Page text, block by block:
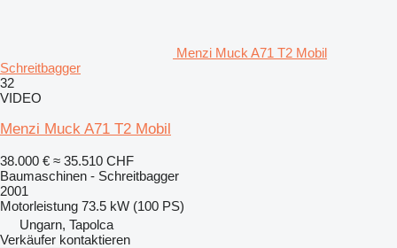
Menzi Muck A71 T2 Mobil
Schreitbagger
32
VIDEO
Menzi Muck A71 T2 Mobil
38.000 € ≈ 35.510 CHF
Baumaschinen - Schreitbagger
2001
Motorleistung 73.5 kW (100 PS)
Ungarn, Tapolca
Verkäufer kontaktieren